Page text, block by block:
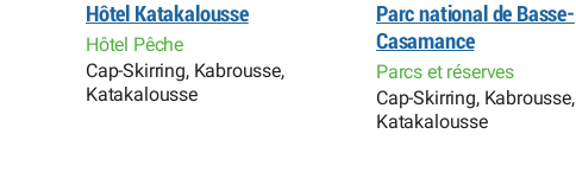
Hôtel Katakalousse
Hôtel Pêche
Cap-Skirring, Kabrousse,
Katakalousse
Parc national de Basse-
Casamance
Parcs et réserves
Cap-Skirring, Kabrousse,
Katakalousse